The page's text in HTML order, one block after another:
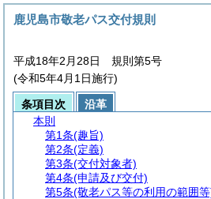
鹿児島市敬老パス交付規則
平成18年2月28日 規則第5号
(令和5年4月1日施行)
条項目次
沿革
本則
第1条(趣旨)
第2条(定義)
第3条(交付対象者)
第4条(申請及び交付)
第5条(敬老パス等の利用の範囲